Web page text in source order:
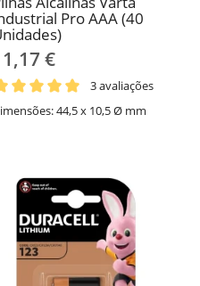
Pro AAA (40
€
3 avaliações
44,5 x 10,5 Ø mm